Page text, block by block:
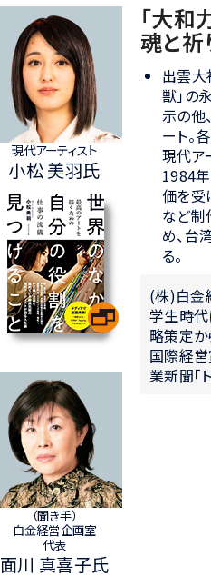
現代アーティスト
小松 美羽氏
（聞き手）
白金経営企画室
代表
面川 真喜子氏
「大和
魂と
出雲大
獣」の
示の他
ート。
現代ア
1984
価を受
など制
め、台
る。
(株)白
学生時代
略策定か
国際経
業新聞「